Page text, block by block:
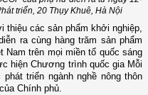
triển, 20 Thụy Khuê, Hà Nội
thiệu các sản phẩm khởi nghiệp,
ra cùng hàng trăm sản phẩm
trên mọi miền tổ quốc sáng
hiện Chương trình quốc gia Mỗi
triển ngành nghề nông thôn
Chính phủ.